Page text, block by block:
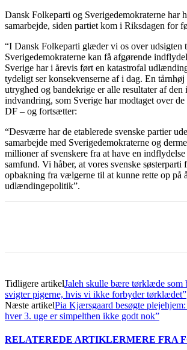
Dansk Folkeparti og Sverigedemokraterne har
samarbejde, siden partiet kom i Riksdagen for
“I Dansk Folkeparti glæder vi os over udsigten
Sverigedemokraterne kan få afgørende
Sverige har i årevis ført en katastrofal
tydeligt ser konsekvenserne af i dag. En
utryghed og bandekrige er alle resultater af den
indvandring, som Sverige har modtaget over de
DF – og fortsætter:
“Desværre har de etablerede svenske partier
samarbejde med Sverigedemokraterne og
millioner af svenskere fra at have en indflydelse
samfund. Vi håber, at vores svenske søsterparti
opbakning fra vælgerne til at kunne rette op på
udlændingepolitik”.
Tidligere artikelJaleh skulle bære tørklæde som
svigter pigerne, hvis vi ikke forbyder tørklædet”
Næste artikelPia Kjærsgaard besøgte
hver 3. uge er simpelthen ikke godt nok”
RELATEREDE ARTIKLERMERE FRA